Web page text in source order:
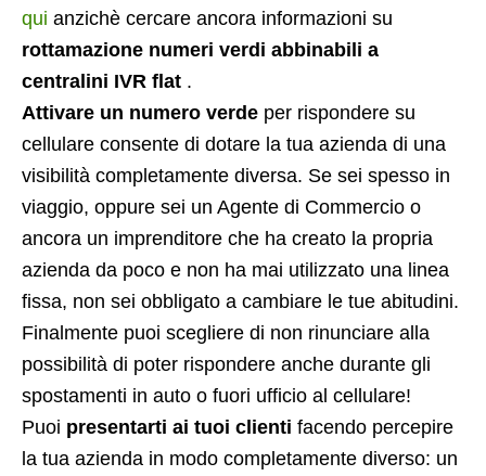
qui anzichè cercare ancora informazioni su
rottamazione numeri verdi abbinabili a
centralini IVR flat .
Attivare un numero verde per rispondere su
cellulare consente di dotare la tua azienda di una
visibilità completamente diversa. Se sei spesso in
viaggio, oppure sei un Agente di Commercio o
ancora un imprenditore che ha creato la propria
azienda da poco e non ha mai utilizzato una linea
fissa, non sei obbligato a cambiare le tue abitudini.
Finalmente puoi scegliere di non rinunciare alla
possibilità di poter rispondere anche durante gli
spostamenti in auto o fuori ufficio al cellulare!
Puoi presentarti ai tuoi clienti facendo percepire
la tua azienda in modo completamente diverso: un